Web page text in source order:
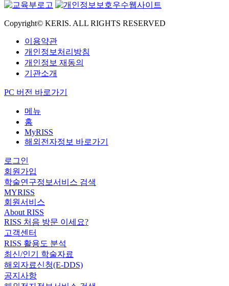
Copyright© KERIS. ALL RIGHTS RESERVED
이용약관
개인정보처리방침
개인정보 재동의
기관소개
PC 버전 바로가기
메뉴
홈
MyRISS
해외전자정보 바로가기
로그인
회원가입
학술연구정보서비스 검색
MYRISS
회원서비스
About RISS
RISS 처음 방문 이세요?
고객센터
RISS 활용도 분석
최신/인기 학술자료
해외자료신청(E-DDS)
공지사항